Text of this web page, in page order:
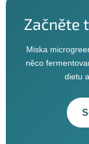
Začněte
Miska
něco
dietu